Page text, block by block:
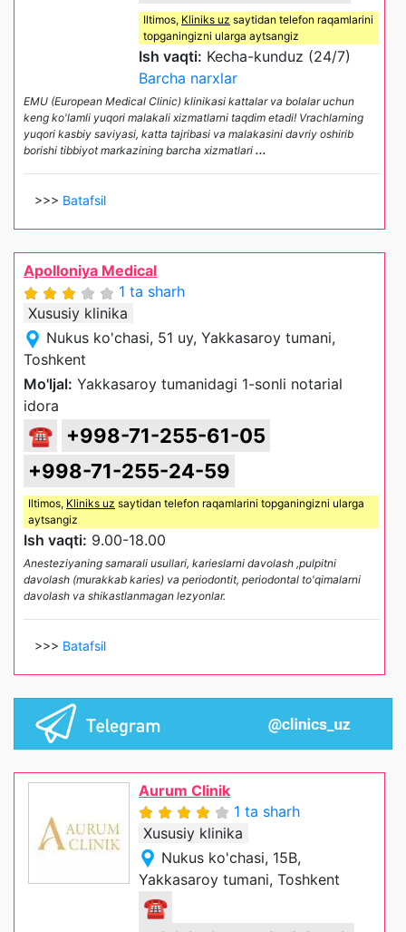
Iltimos, Kliniks uz saytidan telefon raqamlarini
topganingizni ularga aytsangiz
Ish vaqti: Kecha-kunduz (24/7)
Barcha narxlar
EMU (European Medical Clinic) klinikasi kattalar va bolalar uchun
keng ko'lamli yuqori malakali xizmatlarni taqdim etadi! Vrachlarning
yuqori kasbiy saviyasi, katta tajribasi va malakasini davriy oshirib
borishi tibbiyot markazining barcha xizmatlari ...
>>> Batafsil
Apolloniya Medical
1 ta sharh
Xususiy klinika
Nukus ko'chasi, 51 uy, Yakkasaroy tumani,
Toshkent
Mo'ljal: Yakkasaroy tumanidagi 1-sonli notarial
idora
☎
+998-71-255-61-05
+998-71-255-24-59
Iltimos, Kliniks uz saytidan telefon raqamlarini topganingizni ularga
aytsangiz
Ish vaqti: 9.00-18.00
Anesteziyaning samarali usullari, karieslarni davolash ,pulpitni
davolash (murakkab karies) va periodontit, periodontal to'qimalarni
davolash va shikastlanmagan lezyonlar.
>>> Batafsil
Aurum Clinik
1 ta sharh
Xususiy klinika
Nukus ko'chasi, 15B,
Yakkasaroy tumani, Toshkent
☎